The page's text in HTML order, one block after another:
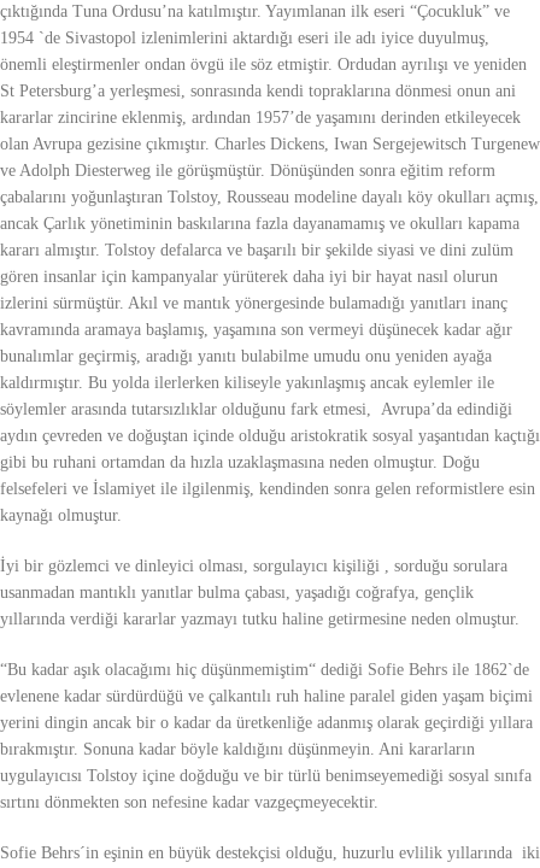
çıktığında Tuna Ordusu’na katılmıştır. Yayımlanan ilk eseri “Çocukluk” ve
1954 `de Sivastopol izlenimlerini aktardığı eseri ile adı iyice duyulmuş,
önemli eleştirmenler ondan övgü ile söz etmiştir. Ordudan ayrılışı ve yeniden
St Petersburg’a yerleşmesi, sonrasında kendi topraklarına dönmesi onun ani
kararlar zincirine eklenmiş, ardından 1957’de yaşamını derinden etkileyecek
olan Avrupa gezisine çıkmıştır. Charles Dickens, Iwan Sergejewitsch Turgenew
ve Adolph Diesterweg ile görüşmüştür. Dönüşünden sonra eğitim reform
çabalarını yoğunlaştıran Tolstoy, Rousseau modeline dayalı köy okulları açmış,
ancak Çarlık yönetiminin baskılarına fazla dayanamamış ve okulları kapama
kararı almıştır. Tolstoy defalarca ve başarılı bir şekilde siyasi ve dini zulüm
gören insanlar için kampanyalar yürüterek daha iyi bir hayat nasıl olurun
izlerini sürmüştür. Akıl ve mantık yönergesinde bulamadığı yanıtları inanç
kavramında aramaya başlamış, yaşamına son vermeyi düşünecek kadar ağır
bunalımlar geçirmiş, aradığı yanıtı bulabilme umudu onu yeniden ayağa
kaldırmıştır. Bu yolda ilerlerken kiliseyle yakınlaşmış ancak eylemler ile
söylemler arasında tutarsızlıklar olduğunu fark etmesi, Avrupa’da edindiği
aydın çevreden ve doğuştan içinde olduğu aristokratik sosyal yaşantıdan kaçtığı
gibi bu ruhani ortamdan da hızla uzaklaşmasına neden olmuştur. Doğu
felsefeleri ve İslamiyet ile ilgilenmiş, kendinden sonra gelen reformistlere esin
kaynağı olmuştur.
İyi bir gözlemci ve dinleyici olması, sorgulayıcı kişiliği , sorduğu sorulara
usanmadan mantıklı yanıtlar bulma çabası, yaşadığı coğrafya, gençlik
yıllarında verdiği kararlar yazmayı tutku haline getirmesine neden olmuştur.
“Bu kadar aşık olacağımı hiç düşünmemiştim“ dediği Sofie Behrs ile 1862`de
evlenene kadar sürdürdüğü ve çalkantılı ruh haline paralel giden yaşam biçimi
yerini dingin ancak bir o kadar da üretkenliğe adanmış olarak geçirdiği yıllara
bırakmıştır. Sonuna kadar böyle kaldığını düşünmeyin. Ani kararların
uygulayıcısı Tolstoy içine doğduğu ve bir türlü benimseyemediği sosyal sınıfa
sırtını dönmekten son nefesine kadar vazgeçmeyecektir.
Sofie Behrs´in eşinin en büyük destekçisi olduğu, huzurlu evlilik yıllarında iki